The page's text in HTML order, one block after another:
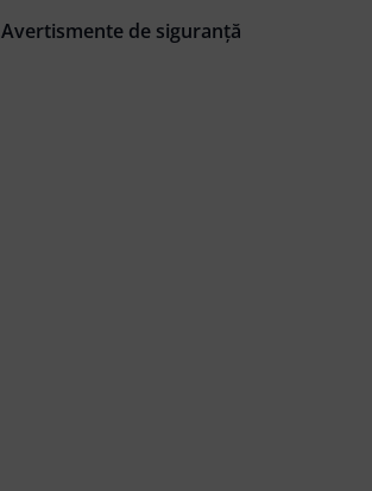
Avertismente de siguranță